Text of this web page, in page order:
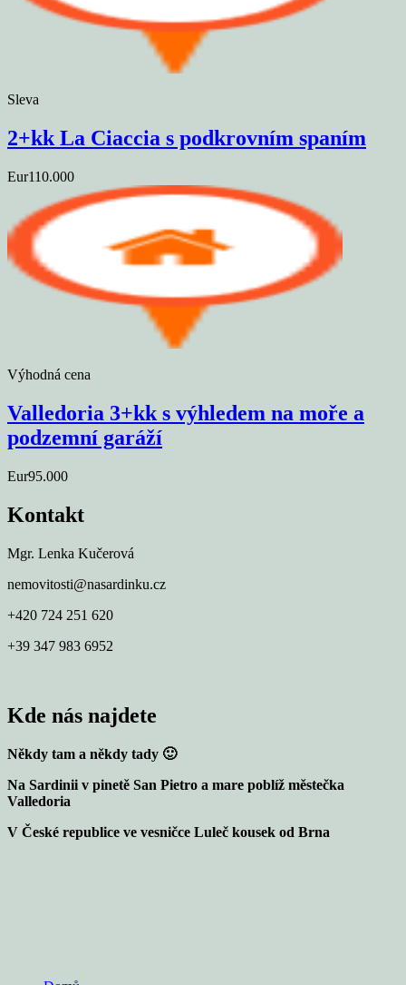
Sleva
2+kk La Ciaccia s podkrovním spaním
Eur110.000
Výhodná cena
Valledoria 3+kk s výhledem na moře a
podzemní garáží
Eur95.000
Kontakt
Mgr. Lenka Kučerová
nemovitosti@nasardinku.cz
+420 724 251 620
+39 347 983 6952
Kde nás najdete
Někdy tam a někdy tady 🙂
Na Sardinii v pinetě San Pietro a mare poblíž městečka
Valledoria
V České republice ve vesničce Luleč kousek od Brna